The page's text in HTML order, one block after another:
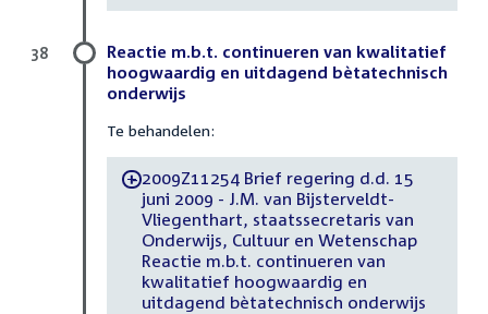
Reactie m.b.t. continueren van kwalitatief
hoogwaardig en uitdagend bètatechnisch
onderwijs
Te behandelen:
-2009Z11254 Brief regering d.d. 15
juni 2009 - J.M. van Bijsterveldt-
Vliegenthart, staatssecretaris van
Onderwijs, Cultuur en Wetenschap
Reactie m.b.t. continueren van
kwalitatief hoogwaardig en
uitdagend bètatechnisch onderwijs
38